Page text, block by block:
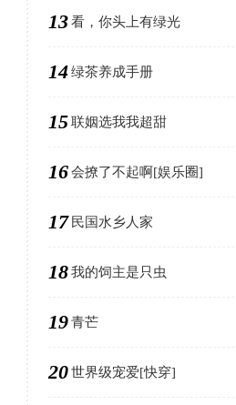
13看，你头上有绿光
14绿茶养成手册
15联姻选我我超甜
16会撩了不起啊[娱乐圈]
17 民国水乡人家
18我的饲主是只虫
19青芒
20世界级宠爱[快穿]